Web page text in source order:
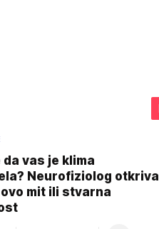
da vas je klima
Neurofiziolog otkriva
mit ili stvarna